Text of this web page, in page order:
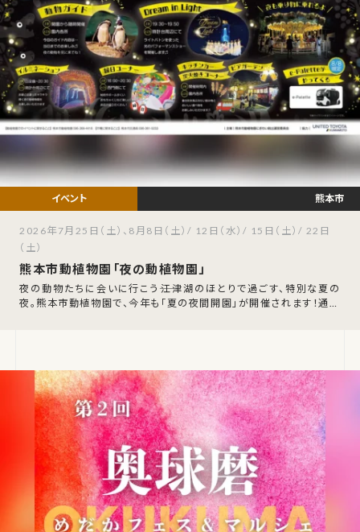
熊本市動植物園「夜の動植物園」
夜の動物たちに会いに行こう――江津湖のほとりで過ごす、特別な夏の
夜。熊本市動植物園で、今年も「夏の夜間開園」が開催されます！通常
熊本市
2026年7月25日（土）、8月8日（土）/ 12日（水）/ 15日（土）/ 22日
（土）